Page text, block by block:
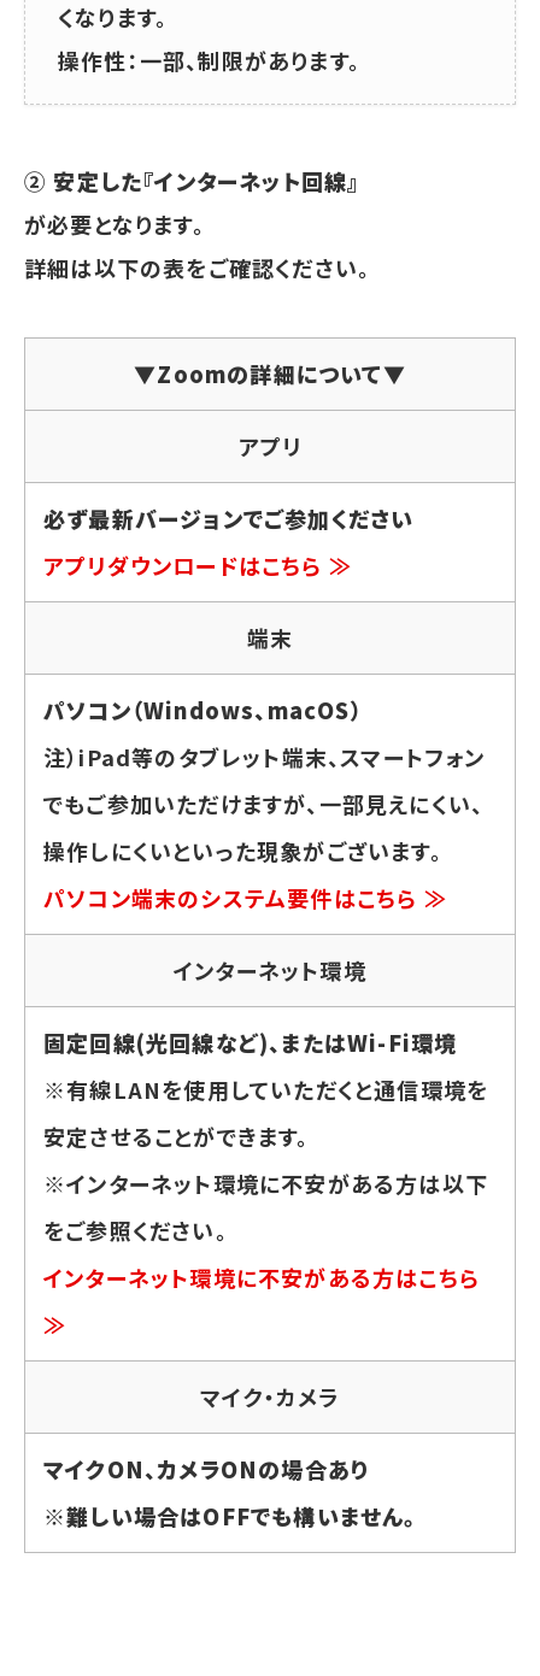
くなります。
操作性：一部、制限があります。
② 安定した『インターネット回線』
が必要となります。
詳細は以下の表をご確認ください。
▼Zoomの詳細について▼
アプリ
必ず最新バージョンでご参加ください
アプリダウンロードはこちら ≫
端末
パソコン（Windows、macOS）
注）iPad等のタブレット端末、スマートフォン
でもご参加いただけますが、一部見えにくい、
操作しにくいといった現象がございます。
パソコン端末のシステム要件はこちら ≫
インターネット環境
固定回線(光回線など)、またはWi-Fi環境
※有線LANを使用していただくと通信環境を
安定させることができます。
※インターネット環境に不安がある方は以下
をご参照ください。
インターネット環境に不安がある方はこちら
≫
マイク・カメラ
マイクON、カメラONの場合あり
※難しい場合はOFFでも構いません。